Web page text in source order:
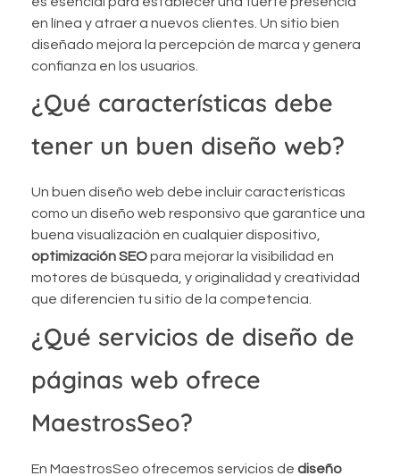
en línea y atraer a nuevos clientes. Un sitio bien
diseñado mejora la percepción de marca y genera
confianza en los usuarios.
¿Qué características debe
tener un buen diseño web?
Un buen diseño web debe incluir características
como un diseño web responsivo que garantice una
buena visualización en cualquier dispositivo,
optimización SEOpara mejorar la visibilidad en
motores de búsqueda, y originalidad y creatividad
que diferencien tu sitio de la competencia.
¿Qué servicios de diseño de
páginas web ofrece
MaestrosSeo?
En MaestrosSeo ofrecemos servicios de diseño